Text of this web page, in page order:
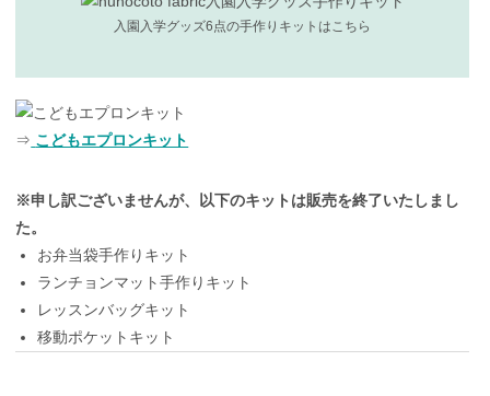
入園入学グッズ6点の手作りキットはこちら
⇒ こどもエプロンキット
※申し訳ございませんが、以下のキットは販売を終了いたしまし
た。
お弁当袋手作りキット
ランチョンマット手作りキット
レッスンバッグキット
移動ポケットキット